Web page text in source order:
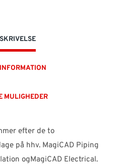
MULIGHEDER
efter de to
på hhv. MagiCAD Piping
ogMagiCAD Electrical.